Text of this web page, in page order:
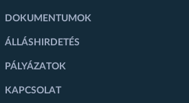
DOKUMENTUMOK
ÁLLÁSHIRDETÉS
PÁLYÁZATOK
KAPCSOLAT